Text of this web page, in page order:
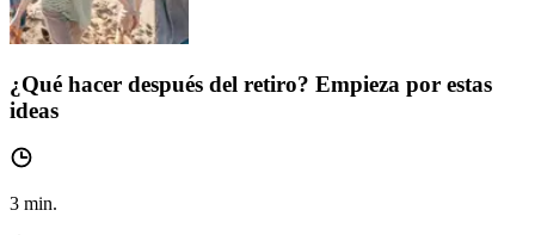
¿Qué hacer después del retiro? Empieza por estas
ideas
3 min.